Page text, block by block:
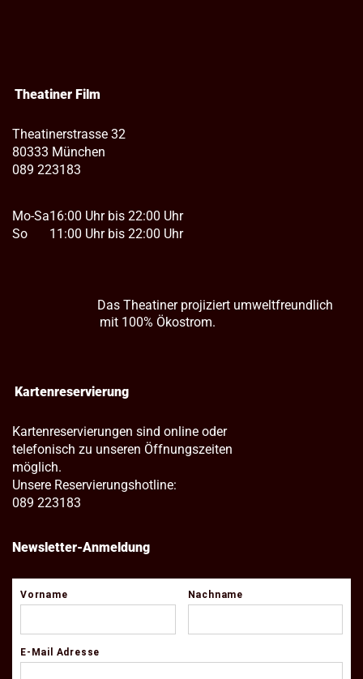
Theatiner Film
Theatinerstrasse 32
80333 München
089 223183
Mo-Sa
So
16:00 Uhr bis 22:00 Uhr
11:00 Uhr bis 22:00 Uhr
Das Theatiner projiziert umweltfreundlich
mit 100% Ökostrom.
Kartenreservierung
Kartenreservierungen sind online oder
telefonisch zu unseren Öffnungszeiten
möglich.
Unsere Reservierungshotline:
089 223183
Newsletter-Anmeldung